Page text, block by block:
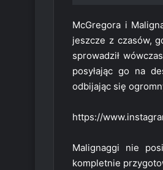
McGregora i
jeszcze z czasów,
sprowadził
posyłając go na
odbijając się
https://
Malignaggi nie
kompletnie